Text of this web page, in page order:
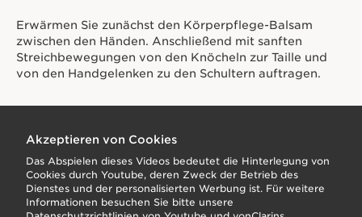
Erwärmen Sie zunächst den Körperpflege-Balsam
zwischen den Händen. Anschließend mit sanften
Streichbewegungen von den Knöcheln zur Taille und
von den Handgelenken zu den Schultern auftragen.
Akzeptieren von Cookies
Das Abspielen dieses Videos bedeutet die Hinterlegung von
Cookies durch Youtube, deren Zweck der Betrieb des
Dienstes und der personalisierten Werbung ist. Für weitere
Informationen besuchen Sie bitte unsere